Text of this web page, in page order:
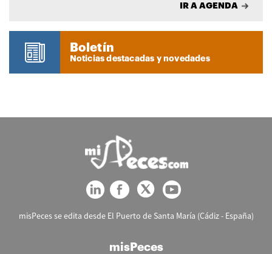
IR A AGENDA
Boletín
Noticias destacadas y novedades
misPeces se edita desde El Puerto de Santa María (Cádiz - España)
misPeces